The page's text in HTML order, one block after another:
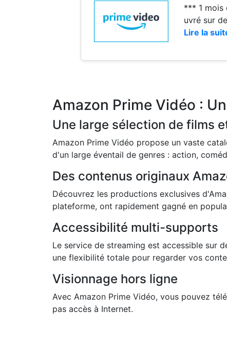
*** 1 mois offerts pour vous
uvré sur
Lire la
Amazon Prime Vidéo :
Une large sélection de films
Amazon Prime Vidéo propose un vaste
d'un large éventail de genres : action,
Des contenus originaux
Découvrez les productions exclusives
plateforme, ont rapidement gagné en
Accessibilité multi-supports
Le service de streaming est accessible sur
une flexibilité totale pour regarder vos
Visionnage hors ligne
Avec Amazon Prime Vidéo, vous pouvez
pas accès à Internet.